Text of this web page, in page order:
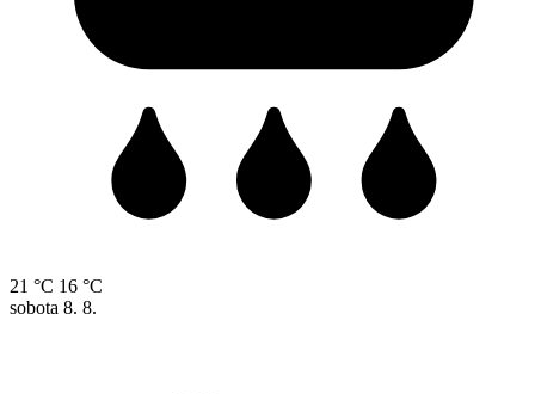
21 °C 16 °C
sobota 8. 8.